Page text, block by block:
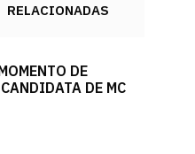
RELACIONADAS
DE
DE MC